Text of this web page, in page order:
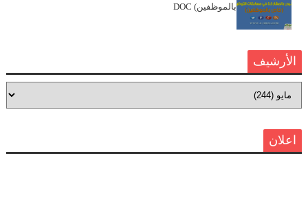
بالموظفين) DOC
الأرشيف
اعلان